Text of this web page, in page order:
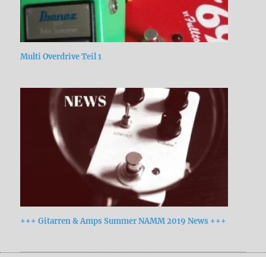
Multi Overdrive Teil 1
+++ Gitarren & Amps Summer NAMM 2019 News +++